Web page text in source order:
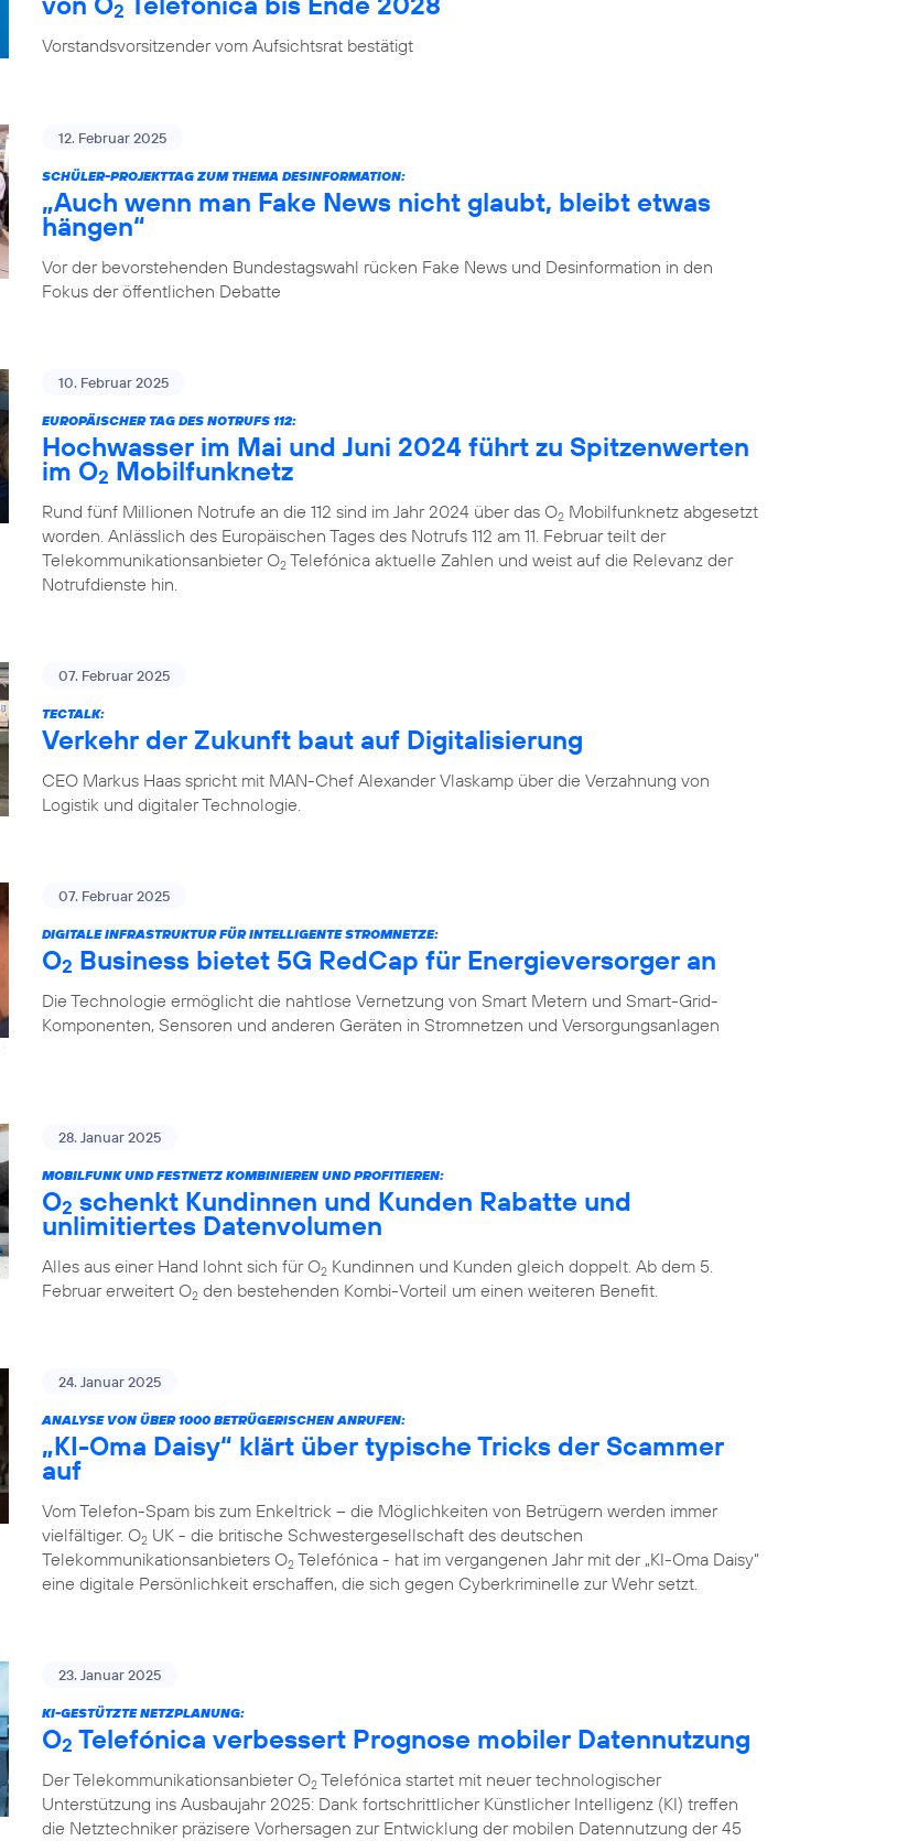
2
Vorstandsvorsitzender vom Aufsichtsrat bestätigt
12. Februar 2025
SCHÜLER-PROJEKTTAG ZUM THEMA DESINFORMATION:
„Auch wenn man Fake News nicht glaubt, bleibt etwas
hängen“
Vor der bevorstehenden Bundestagswahl rücken Fake News und Desinformation in den
Fokus der öffentlichen Debatte
10. Februar 2025
EUROPÄISCHER TAG DES NOTRUFS 112:
Hochwasser im Mai und Juni 2024 führt zu Spitzenwerten
im O2 Mobilfunknetz
Rund fünf Millionen Notrufe an die 112 sind im Jahr 2024 über das O2 Mobilfunknetz abgesetzt
worden. Anlässlich des Europäischen Tages des Notrufs 112 am 11. Februar teilt der
Telekommunikationsanbieter O2 Telefónica aktuelle Zahlen und weist auf die Relevanz der
Notrufdienste hin.
07. Februar 2025
TECTALK:
Verkehr der Zukunft baut auf Digitalisierung
CEO Markus Haas spricht mit MAN-Chef Alexander Vlaskamp über die Verzahnung von
Logistik und digitaler Technologie.
07. Februar 2025
DIGITALE INFRASTRUKTUR FÜR INTELLIGENTE STROMNETZE:
O2 Business bietet 5G RedCap für Energieversorger an
Die Technologie ermöglicht die nahtlose Vernetzung von Smart Metern und Smart-Grid-
Komponenten, Sensoren und anderen Geräten in Stromnetzen und Versorgungsanlagen
28. Januar 2025
MOBILFUNK UND FESTNETZ KOMBINIEREN UND PROFITIEREN:
O2 schenkt Kundinnen und Kunden Rabatte und
unlimitiertes Datenvolumen
Alles aus einer Hand lohnt sich für O2 Kundinnen und Kunden gleich doppelt. Ab dem 5.
Februar erweitert O2 den bestehenden Kombi-Vorteil um einen weiteren Benefit.
24. Januar 2025
ANALYSE VON ÜBER 1000 BETRÜGERISCHEN ANRUFEN:
„KI-Oma Daisy“ klärt über typische Tricks der Scammer
auf
Vom Telefon-Spam bis zum Enkeltrick – die Möglichkeiten von Betrügern werden immer
vielfältiger. O2 UK - die britische Schwestergesellschaft des deutschen
Telekommunikationsanbieters O2 Telefónica - hat im vergangenen Jahr mit der „KI-Oma Daisy“
eine digitale Persönlichkeit erschaffen, die sich gegen Cyberkriminelle zur Wehr setzt.
23. Januar 2025
KI-GESTÜTZTE NETZPLANUNG:
O2 Telefónica verbessert Prognose mobiler Datennutzung
Der Telekommunikationsanbieter O2 Telefónica startet mit neuer technologischer
Unterstützung ins Ausbaujahr 2025: Dank fortschrittlicher Künstlicher Intelligenz (KI) treffen
die Netztechniker präzisere Vorhersagen zur Entwicklung der mobilen Datennutzung der 45